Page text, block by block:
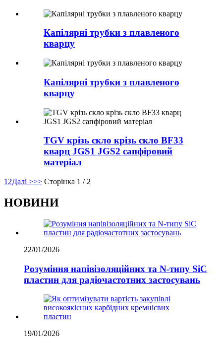
Капілярні трубки з плавленого
кварцу
Капілярні трубки з плавленого
кварцу
TGV крізь скло крізь скло BF33
кварц JGS1 JGS2 сапфіровий
матеріал
1 2Далі >>> Сторінка 1 / 2
НОВИНИ
22/01/2026
Розуміння напівізоляційних та N-типу SiC
пластин для радіочастотних застосувань
19/01/2026